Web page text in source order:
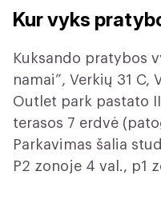
Kur vyks
Kuksando pratybos
namai”, Verkių 31 C,
Outlet park pastato
terasos 7 erdvė
Parkavimas šalia
P2 zonoje 4 val., p1